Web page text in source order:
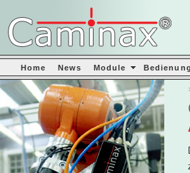
Home News Module Bedienung